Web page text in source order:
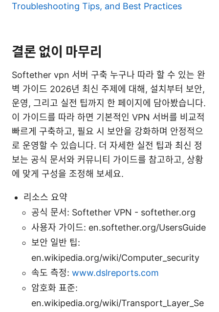
Troubleshooting Tips, and Best Practices
결론 없이 마무리
Softether vpn 서버 구축 누구나 따라 할 수 있는 완
벽 가이드 2026년 최신 주제에 대해, 설치부터 보안,
운영, 그리고 실전 팁까지 한 페이지에 담아봤습니다.
이 가이드를 따라 하면 기본적인 VPN 서버를 비교적
빠르게 구축하고, 필요 시 보안을 강화하며 안정적으
로 운영할 수 있습니다. 더 자세한 실전 팁과 최신 정
보는 공식 문서와 커뮤니티 가이드를 참고하고, 상황
에 맞게 구성을 조정해 보세요.
리소스 요약
공식 문서: Softether VPN - softether.org
사용자 가이드: en.softether.org/UsersGuide
보안 일반 팁:
en.wikipedia.org/wiki/Computer_security
속도 측정: www.dslreports.com
암호화 표준:
en.wikipedia.org/wiki/Transport_Layer_Se